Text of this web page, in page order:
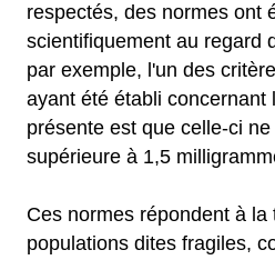
respectés, des normes ont
scientifiquement au regard
par exemple, l'un des
ayant été établi concernant
présente est que celle-ci
supérieure à 1,5
Ces normes répondent à la
populations dites fragiles,